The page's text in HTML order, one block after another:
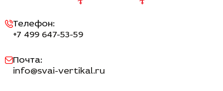
Телефон:
+7 499 647-53-59
Почта:
info@svai-vertikal.ru